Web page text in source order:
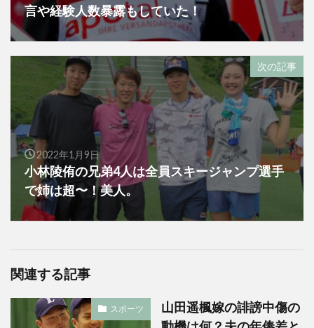
言や経験人数暴露もしていた！
次の記事
2022年1月9日
小林陵侑の兄弟4人は全員スキージャンプ選手
で姉は超〜！美人。
関連する記事
スポーツ
山田遥楓嫁の誹謗中傷の